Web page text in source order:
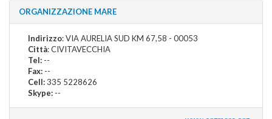
ORGANIZZAZIONE MARE
Indirizzo: VIA AURELIA SUD KM 67,58 - 00053
Città: CIVITAVECCHIA
Tel: --
Fax: --
Cell:335 5228626
Skype: --